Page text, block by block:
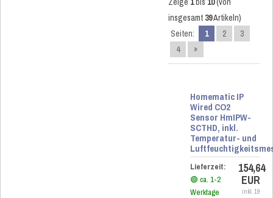
insgesamt 39Artikeln)
Seiten:
1 2
3
4
»
Homematic IP
Wired CO2
Sensor HmIPW-
SCTHD, inkl.
Temperatur- und
Lieferzeit:
🟢 ca. 1-2
Werktage
154,64
EUR
inkl. 19